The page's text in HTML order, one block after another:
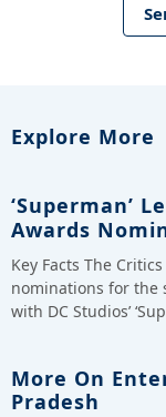
Explore More
‘Superman’
Awards
Key Facts The
nominations for the
with DC Studios’
More On
Pradesh